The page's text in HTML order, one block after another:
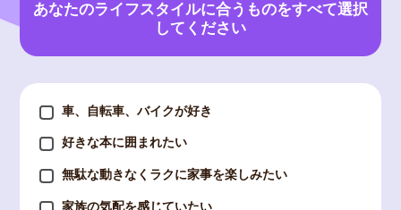
あなたのライフスタイルに合うものをすべて選択
してください
車、自転車、バイクが好き
好きな本に囲まれたい
無駄な動きなくラクに家事を楽しみたい
家族の気配を感じていたい